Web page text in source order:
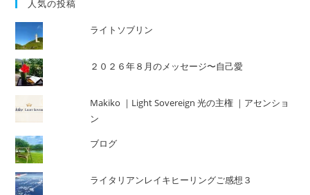
人気の投稿
ライトソブリン
２０２６年８月のメッセージ〜自己愛
Makiko ｜Light Sovereign 光の主権 ｜アセンショ
ン
ブログ
ライタリアンレイキヒーリングご感想３